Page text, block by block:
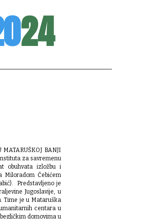
24
BANJI
za savremenu
obuhvata izložbu i
Miloradom Ćebićem
Predstavljeno je
Jugoslavije, u
Time je u Mataruška
centara u
domovima u